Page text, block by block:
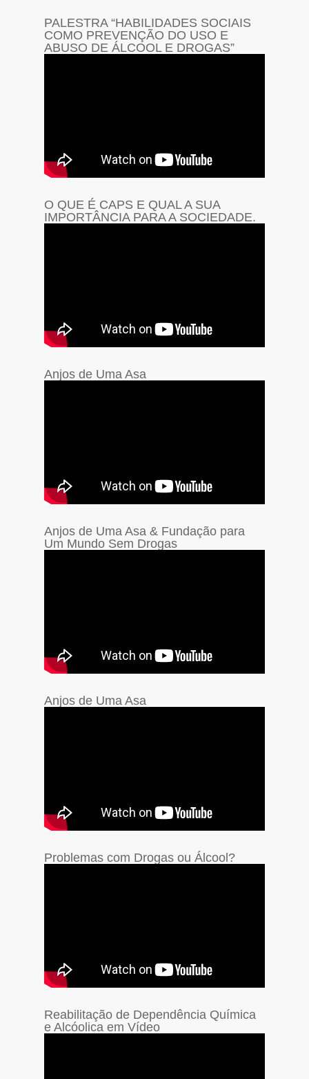
PALESTRA “HABILIDADES SOCIAIS
COMO PREVENÇÃO DO USO E
ABUSO DE ÁLCOOL E DROGAS”
O QUE É CAPS E QUAL A SUA
IMPORTÂNCIA PARA A SOCIEDADE.
Anjos de Uma Asa
Anjos de Uma Asa & Fundação para
Um Mundo Sem Drogas
Anjos de Uma Asa
Problemas com Drogas ou Álcool?
Reabilitação de Dependência Química
e Alcóolica em Vídeo